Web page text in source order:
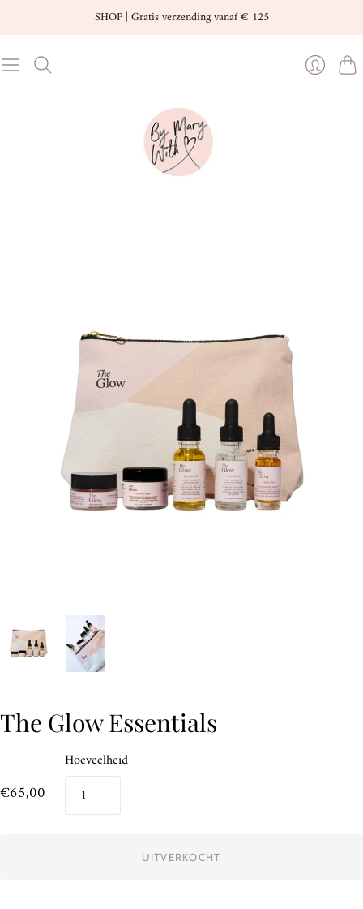
SHOP | Gratis verzending vanaf € 125
The Glow Essentials
€65,00
Hoeveelheid
UITVERKOCHT